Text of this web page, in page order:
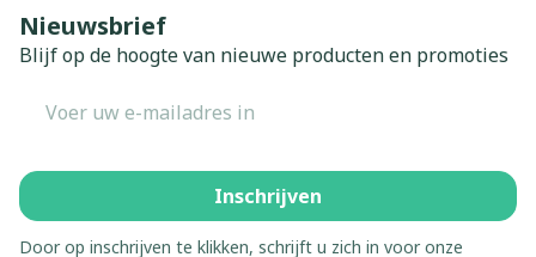
Nieuwsbrief
Blijf op de hoogte van nieuwe producten en promoties
Inschrijven
Door op inschrijven te klikken, schrijft u zich in voor onze